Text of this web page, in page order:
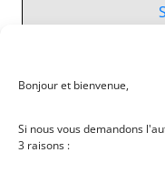
Bonjour et bienvenue,
Si nous vous demandons
3 raisons :
Vous n’avez pas de